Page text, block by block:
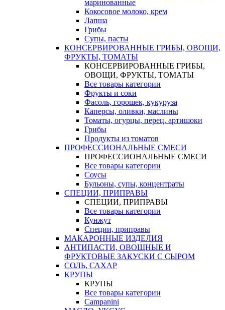
маринованные
Кокосовое молоко, крем
Лапша
Грибы
Супы, пасты
КОНСЕРВИРОВАННЫЕ ГРИБЫ, ОВОЩИ,
ФРУКТЫ, ТОМАТЫ
КОНСЕРВИРОВАННЫЕ ГРИБЫ,
ОВОЩИ, ФРУКТЫ, ТОМАТЫ
Все товары категории
Фрукты и соки
Фасоль, горошек, кукуруза
Каперсы, оливки, маслины
Томаты, огурцы, перец, артишоки
Грибы
Продукты из томатов
ПРОФЕССИОНАЛЬНЫЕ СМЕСИ
ПРОФЕССИОНАЛЬНЫЕ СМЕСИ
Все товары категории
Соусы
Бульоны, супы, концентраты
СПЕЦИИ, ПРИПРАВЫ
СПЕЦИИ, ПРИПРАВЫ
Все товары категории
Кунжут
Специи, приправы
МАКАРОННЫЕ ИЗДЕЛИЯ
АНТИПАСТИ, ОВОЩНЫЕ И
ФРУКТОВЫЕ ЗАКУСКИ С СЫРОМ
СОЛЬ, САХАР
КРУПЫ
КРУПЫ
Все товары категории
Campanini